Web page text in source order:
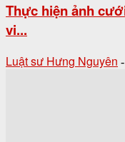
Thực hiện ảnh
vi...
Luật sư Hưng Nguyên -